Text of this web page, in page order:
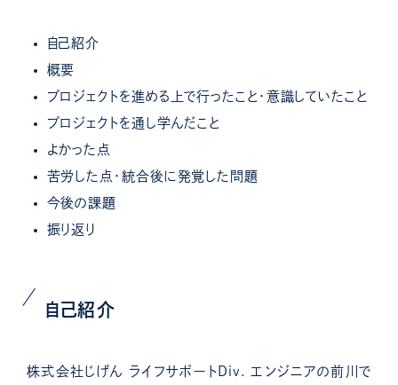
自己紹介
概要
プロジェクトを進める上で行ったこと・意識していたこと
プロジェクトを通し学んだこと
よかった点
苦労した点・統合後に発覚した問題
今後の課題
振り返り
自己紹介
株式会社じげん ライフサポートDiv. エンジニアの前川で